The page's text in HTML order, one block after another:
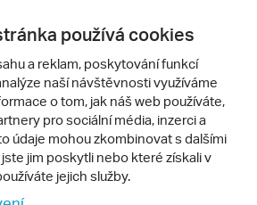
Kontakty
Nastavení cookies
Mobilní verze webu
používá cookies
a reklam, poskytování funkcí
naší návštěvnosti využíváme
o tom, jak náš web používáte,
pro sociální média, inzerci a
údaje mohou zkombinovat s dalšími
jim poskytli nebo které získali v
jejich služby.